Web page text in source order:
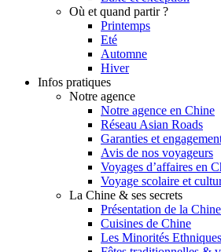
Où et quand partir ?
Printemps
Eté
Automne
Hiver
Infos pratiques
Notre agence
Notre agence en Chine
Réseau Asian Roads
Garanties et
Avis de nos voyageurs
Voyages d’affaires en
Voyage scolaire et
La Chine & ses secrets
Présentation de la Chine
Cuisines de Chine
Les Minorités